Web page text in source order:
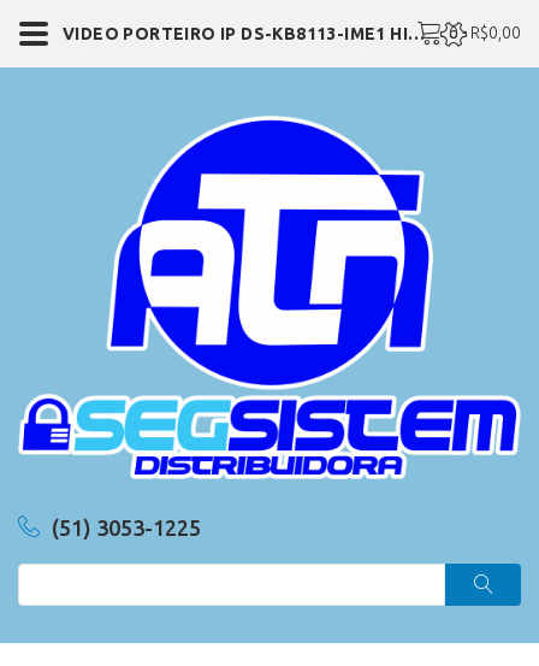
(51) 3053-1225
0 - R$0,00
VIDEO PORTEIRO IP DS-KB8113-IME1 HIKVISION